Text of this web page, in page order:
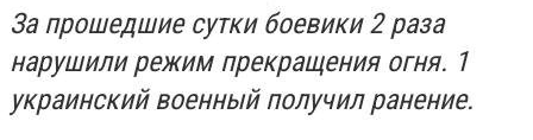
За прошедшие сутки боевики 2 раза
нарушили режим прекращения огня. 1
украинский военный получил ранение.